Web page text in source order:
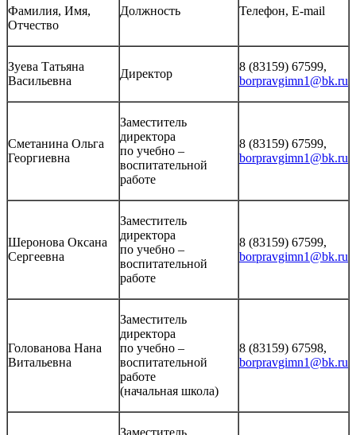
Фамилия, Имя,
Отчество
Должность Телефон, E-mail
Зуева Татьяна
Васильевна
Директор
8 (83159) 67599,
borpravgimn1@bk.ru
Сметанина Ольга
Георгиевна
Заместитель
директора
по учебно –
воспитательной
работе
8 (83159) 67599,
borpravgimn1@bk.ru
Шеронова Оксана
Сергеевна
Заместитель
директора
по учебно –
воспитательной
работе
8 (83159) 67599,
borpravgimn1@bk.ru
Голованова Нана
Витальевна
Заместитель
директора
по учебно –
воспитательной
работе
(начальная школа)
8 (83159) 67598,
borpravgimn1@bk.ru
Заместитель